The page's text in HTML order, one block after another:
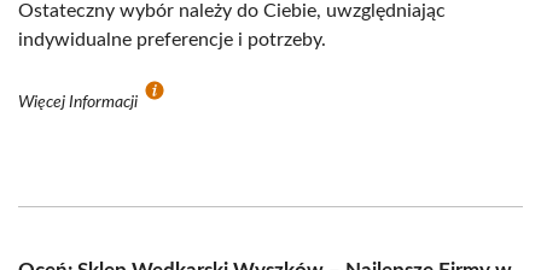
Ostateczny wybór należy do Ciebie, uwzględniając
indywidualne preferencje i potrzeby.
Więcej Informacji